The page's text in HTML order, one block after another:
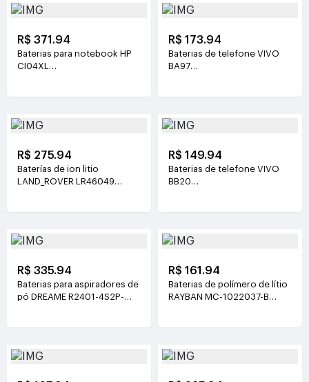
R$ 371.94
Baterias para notebook HP
CI04XL
R$ 173.94
Baterias de telefone VIVO
BA97
R$ 275.94
Baterías de ion litio
LAND_ROVER LR46049
R$ 149.94
Baterias de telefone VIVO
BB20
R$ 335.94
Baterias para aspiradores de
pó DREAME R2401-4S2P-
R$ 161.94
Baterias de polímero de lítio
RAYBAN MC-1022037-B